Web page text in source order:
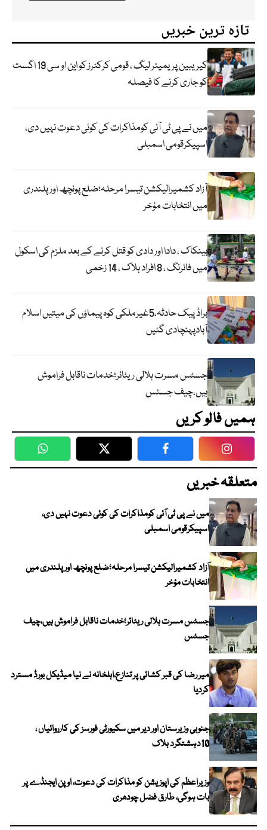
تازہ ترین خبریں
کیریبین پریمیئر لیگ ، قومی کرکٹرز کو این او سی 19 اگست
کو جاری کرنے کا فیصلہ
میں نے پی ٹی آئی کومذاکرات کی کوئی دعوت نہیں دی،
اسپیکرقومی اسمبلی
آزاد کشمیرالیکشن تیسرا مرحلہ؛ضلع پونچھ اور پلندری
میں انتخابات مؤخر
بینکاک ، دادا اور دادی کو قتل کرنے کے بعد ملزم کی اسکول
میں فائرنگ ، 8 افراد ہلاک ، 14 زخمی
براڈ پیک حادثہ،5غیرملکی کوہ پیماؤں کی میتیں اسلام
آبادپہنچادی گئیں
جسٹس مسرت ہلالی ریٹائر؛خدمات ناقابل فراموش
ہیں،چیف جسٹس
ہمیں فالو کریں
WhatsApp Twitter Facebook
متعلقہ خبریں
میں نے پی ٹی آئی کومذاکرات کی کوئی دعوت نہیں دی،
اسپیکرقومی اسمبلی
آزاد کشمیرالیکشن تیسرا مرحلہ؛ضلع پونچھ اور پلندری میں
انتخابات مؤخر
جسٹس مسرت ہلالی ریٹائر؛خدمات ناقابل فراموش ہیں،چیف
جسٹس
میر رضا کی قبر کشائی پر تنازع،اہلخانہ نے نیا میڈیکل بورڈ مسترد
کردیا
جنوبی وزیرستان اور دیر میں سکیورٹی فورسز کی کارروائیاں ،
10دہشتگرد ہلاک
وزیراعظم کی اپوزیشن کو مذاکرات کی دعوت، اوپن ایجنڈے پر
بات ہوگی، طارق فضل چودھری